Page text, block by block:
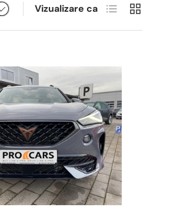
Vizualizare ca Listă Grilă